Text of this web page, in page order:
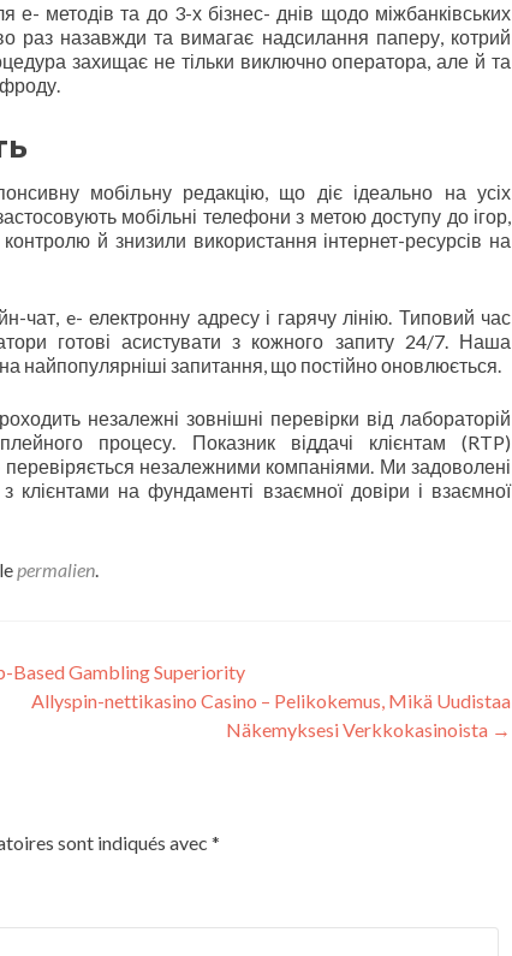
методів та до 3-х бізнес- днів щодо міжбанківських
раз назавжди та вимагає надсилання паперу, котрий
захищає не тільки виключно оператора, але й та
фроду.
мобільну редакцію, що діє ідеально на усіх
мобільні телефони з метою доступу до ігор,
й знизили використання інтернет-ресурсів на
e- електронну адресу і гарячу лінію. Типовий час
готові асистувати з кожного запиту 24/7. Наша
найпопулярніші запитання, що постійно оновлюється.
незалежні зовнішні перевірки від лабораторій
процесу. Показник віддачі клієнтам (RTP)
незалежними компаніями. Ми задоволені
клієнтами на фундаменті взаємної довіри і взаємної
permalien.
Based Gambling Superiority
Allyspin-nettikasino Casino – Pelikokemus, Mikä Uudistaa
Näkemyksesi Verkkokasinoista →
sont indiqués avec *